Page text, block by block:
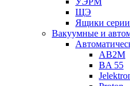
ЩЭ
Ящики
Вакуумные и
AB2M
BA 55